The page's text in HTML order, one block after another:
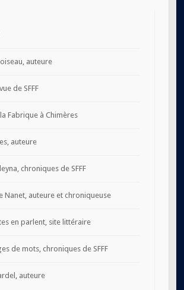
auteure
de SFFF
Fabrique à Chimères
auteure
chroniques de SFFF
Nanet, auteure et chroniqueuse
en parlent, site littéraire
de mots, chroniques de SFFF
auteure